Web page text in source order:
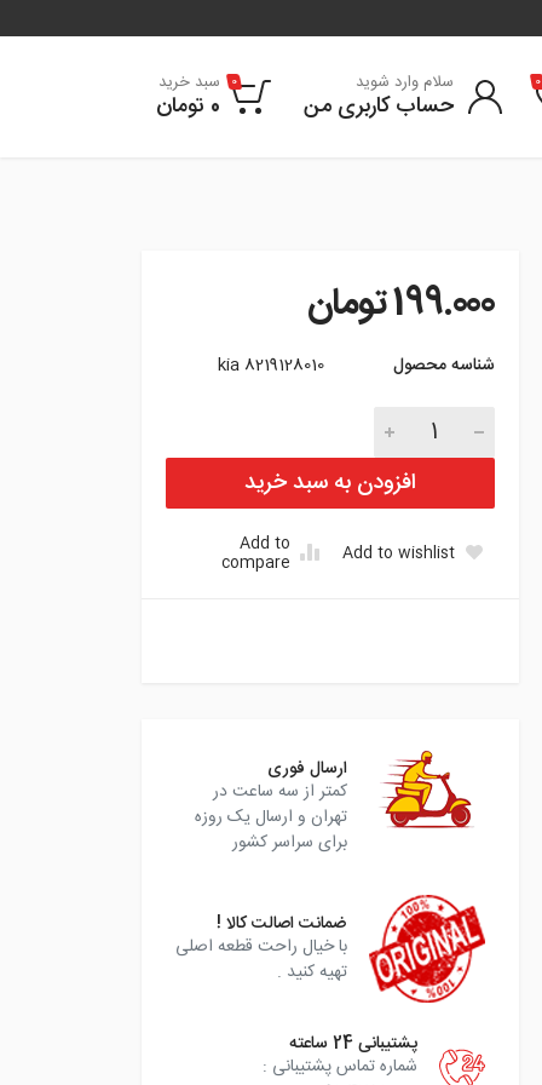
0 سلام وارد شوید
حساب کاربری من
0 سبد خرید
0 تومان
199.000تومان
شناسه محصول 8219128010 kia
ضربه گیر درب کیا تعداد
افزودن به سبد خرید
Add to wishlist
Add to
compare
ارسال فوری
کمتر از سه ساعت در
تهران و ارسال یک روزه
برای سراسر کشور
ضمانت اصالت کالا !
با خیال راحت قطعه اصلی
تهیه کنید .
پشتیبانی 24 ساعته
شماره تماس پشتیبانی :